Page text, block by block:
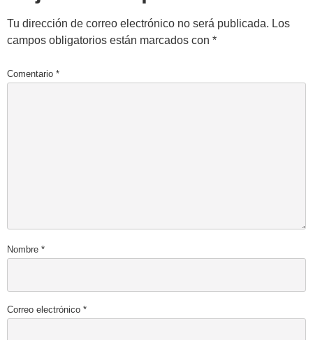
Tu dirección de correo electrónico no será publicada. Los
campos obligatorios están marcados con *
Comentario *
Nombre *
Correo electrónico *